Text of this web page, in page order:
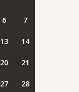
6 7
13 14
20 21
27 28